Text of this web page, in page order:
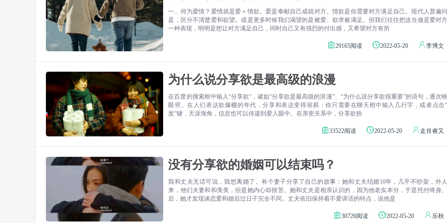
一、何为爱情？爱情就是爱＋情欲。爱是奉献自己成就对方。情欲是你需要对方满足自己。现代人普遍
是，区分不清楚爱和欲望。或是更多时候我们渴望的是被爱、欲求被满足。但我们往往把这当做是爱对
一种表现，明明是想让对方满足自己，同时自己又有强烈的付出感，又希望对方有所
李博文
2022-05-20
29165阅读
为什么说分享欲是最高级的浪漫
在百度的搜索框中输入“分享欲”，诸如“分享欲是最高级的浪漫”、“为什么说分享欲很重要”的语句，逐次
眼帘。在人们表达欲爆棚的年代，分享和表达变得容易：你只需要在聊天框中输入几行字，或者点击
发”键，天涯海角，信息也可以传递到爱人眼中。在亲密关系中，分享欲扮
走肖睿又
2022-05-20
33522阅读
没有分享欲的婚姻可以结束吗？
我和丈夫无话可说，我想离婚了。有个妻子分享了自己的故事：她和丈夫结婚10年，几乎不吵架，外
来，他们夫妻和和美美，但是她内心却很苦。她和丈夫是相亲认识的，因为他老实本分，于是托付终身
后，她才发现谈恋爱和婚后过日子完全不同。丈夫依旧保持着不爱讲话的特点，说他是
乐秋
2022-05-20
30726阅读